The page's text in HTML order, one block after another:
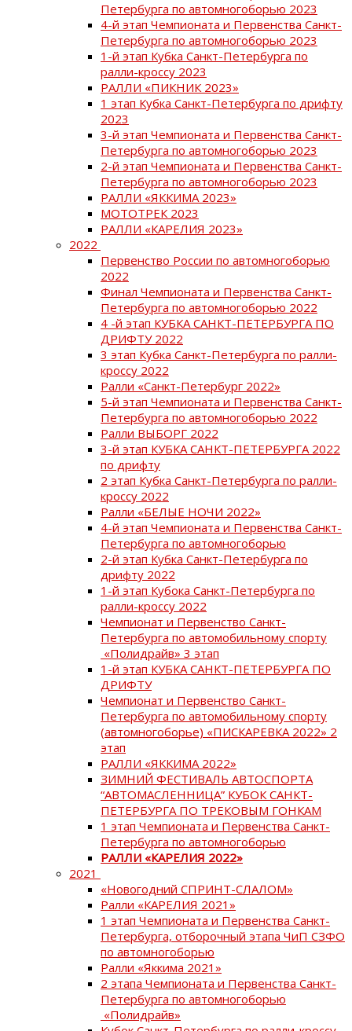
Петербурга по автомногоборью 2023
4-й этап Чемпионата и Первенства Санкт-
Петербурга по автомногоборью 2023
1-й этап Кубка Санкт-Петербурга по
ралли-кроссу 2023
РАЛЛИ «ПИКНИК 2023»
1 этап Кубка Санкт-Петербурга по дрифту
2023
3-й этап Чемпионата и Первенства Санкт-
Петербурга по автомногоборью 2023
2-й этап Чемпионата и Первенства Санкт-
Петербурга по автомногоборью 2023
РАЛЛИ «ЯККИМА 2023»
МОТОТРЕК 2023
РАЛЛИ «КАРЕЛИЯ 2023»
2022
Первенство России по автомногоборью
2022
Финал Чемпионата и Первенства Санкт-
Петербурга по автомногоборью 2022
4 -й этап КУБКА САНКТ-ПЕТЕРБУРГА ПО
ДРИФТУ 2022
3 этап Кубка Санкт-Петербурга по ралли-
кроссу 2022
Ралли «Санкт-Петербург 2022»
5-й этап Чемпионата и Первенства Санкт-
Петербурга по автомногоборью 2022
Ралли ВЫБОРГ 2022
3-й этап КУБКА САНКТ-ПЕТЕРБУРГА 2022
по дрифту
2 этап Кубка Санкт-Петербурга по ралли-
кроссу 2022
Ралли «БЕЛЫЕ НОЧИ 2022»
4-й этап Чемпионата и Первенства Санкт-
Петербурга по автомногоборью
2-й этап Кубка Санкт-Петербурга по
дрифту 2022
1-й этап Кубока Санкт-Петербурга по
ралли-кроссу 2022
Чемпионат и Первенство Санкт-
Петербурга по автомобильному спорту
«Полидрайв» 3 этап
1-й этап КУБКА САНКТ-ПЕТЕРБУРГА ПО
ДРИФТУ
Чемпионат и Первенство Санкт-
Петербурга по автомобильному спорту
(автомногоборье) «ПИСКАРЕВКА 2022» 2
этап
РАЛЛИ «ЯККИМА 2022»
ЗИМНИЙ ФЕСТИВАЛЬ АВТОСПОРТА
“АВТОМАСЛЕННИЦА” КУБОК САНКТ-
ПЕТЕРБУРГА ПО ТРЕКОВЫМ ГОНКАМ
1 этап Чемпионата и Первенства Санкт-
Петербурга по автомногоборью
РАЛЛИ «КАРЕЛИЯ 2022»
2021
«Новогодний СПРИНТ-СЛАЛОМ»
Ралли «КАРЕЛИЯ 2021»
1 этап Чемпионата и Первенства Санкт-
Петербурга, отборочный этапа ЧиП СЗФО
по автомногоборью
Ралли «Яккима 2021»
2 этапа Чемпионата и Первенства Санкт-
Петербурга по автомногоборью
«Полидрайв»